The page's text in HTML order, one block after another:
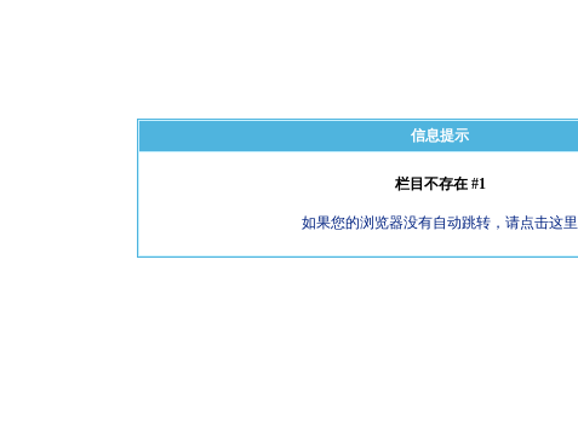
信息提示
栏目不存在 #1
如果您的浏览器没有自动跳转，请点击这里